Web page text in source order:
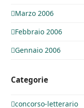
Marzo 2006
Febbraio 2006
Gennaio 2006
Categorie
concorso-letterario